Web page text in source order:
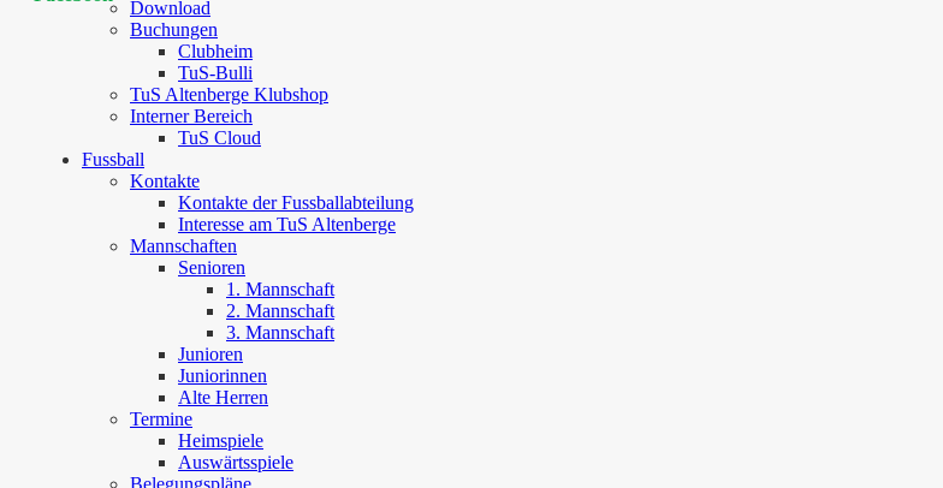
Download
Buchungen
Clubheim
TuS-Bulli
TuS Altenberge Klubshop
Interner Bereich
TuS Cloud
Fussball
Kontakte
Kontakte der Fussballabteilung
Interesse am TuS Altenberge
Mannschaften
Senioren
1. Mannschaft
2. Mannschaft
3. Mannschaft
Junioren
Juniorinnen
Alte Herren
Termine
Heimspiele
Auswärtsspiele
Belegungspläne